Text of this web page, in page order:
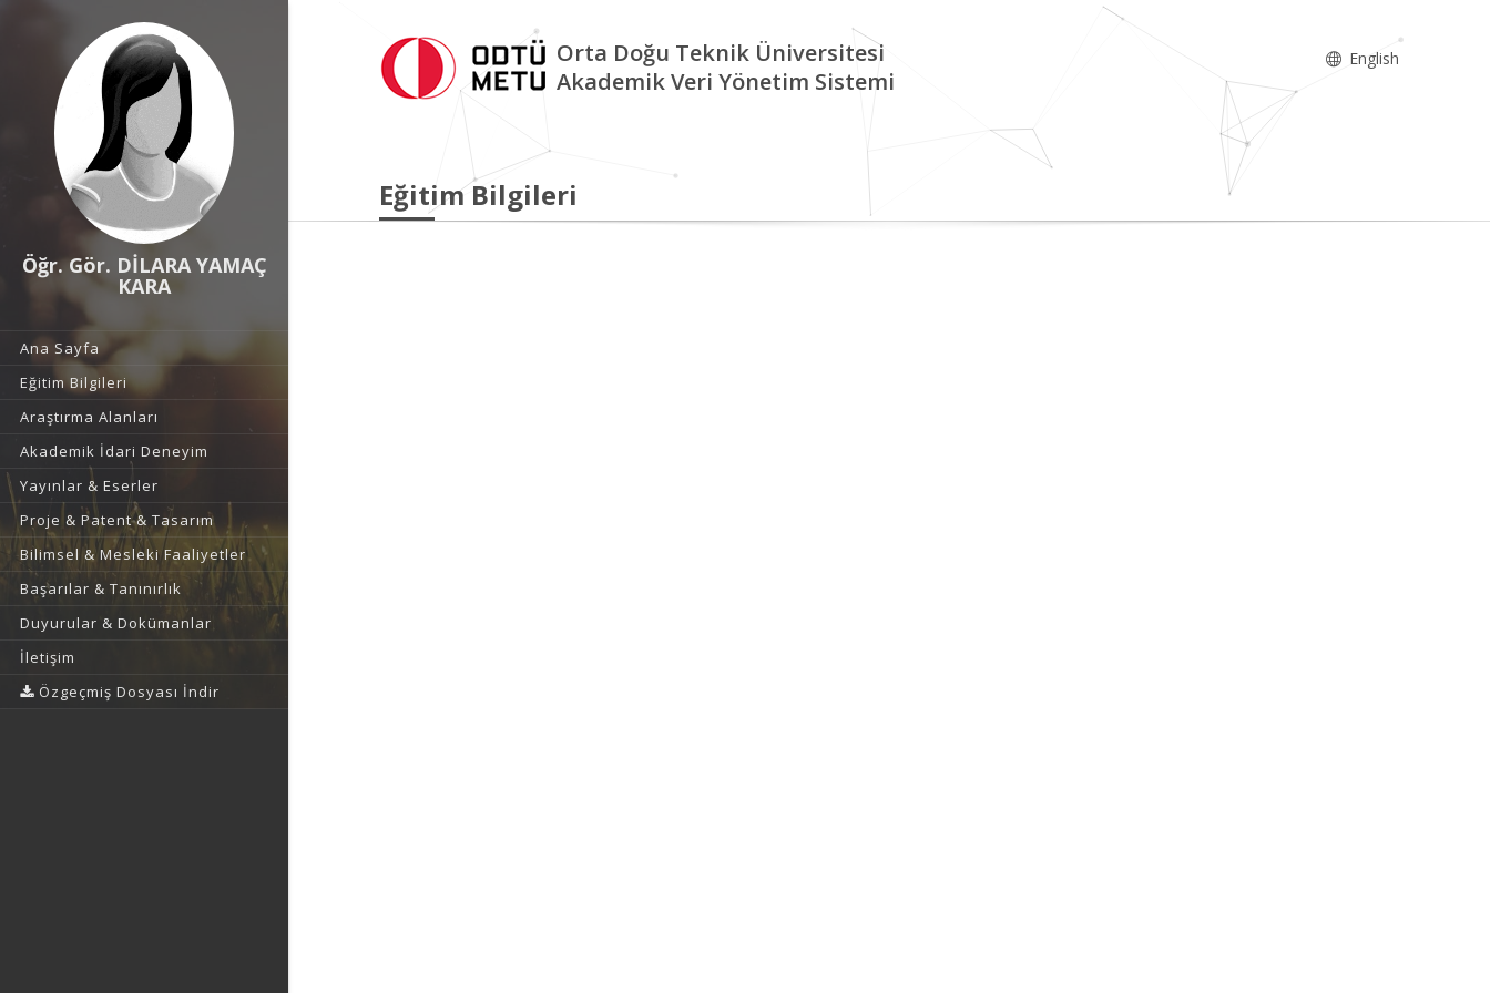
Öğr. Gör. DİLARA YAMAÇ
KARA
Ana Sayfa
Eğitim Bilgileri
Araştırma Alanları
Akademik İdari Deneyim
Yayınlar & Eserler
Proje & Patent & Tasarım
Bilimsel & Mesleki Faaliyetler
Başarılar & Tanınırlık
Duyurular & Dokümanlar
İletişim
Özgeçmiş Dosyası İndir
Orta Doğu Teknik Üniversitesi
Akademik Veri Yönetim Sistemi
English
Eğitim Bilgileri